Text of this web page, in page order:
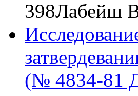
398Лабейш
(№ 4834-81